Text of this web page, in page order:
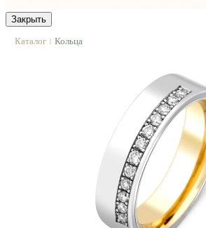
Закрыть
Каталог | Кольца